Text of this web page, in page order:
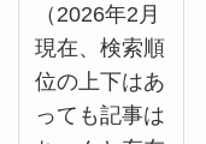
（2026年2月
現在、検索順
位の上下はあ
っても記事は